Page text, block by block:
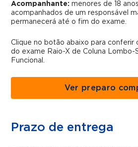
Acompanhante: menores de 18
acompanhados de um responsável
permanecerá até o fim do exame.
Clique no botão abaixo para conferir
do exame Raio-X de Coluna Lombo-
Funcional.
Ver preparo
Prazo de entrega